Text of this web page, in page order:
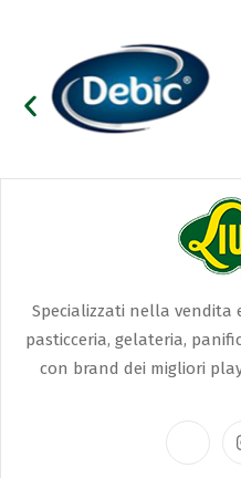
Specializzati nella
pasticceria, gelateria,
con brand dei migliori